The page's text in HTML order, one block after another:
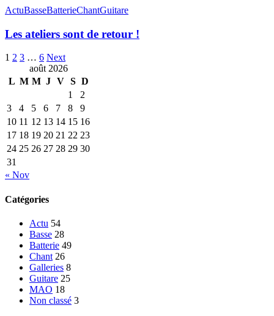
ActuBasseBatterieChantGuitare
Les ateliers sont de retour !
1 2 3 … 6 Next
août 2026
L M M J V S D
1
2
3
4 5 6 7 8
9
10 11 12 13 14 15 16
17 18 19 20 21 22 23
24 25 26 27 28 29 30
31
« Nov
Catégories
Actu 54
Basse 28
Batterie 49
Chant 26
Galleries 8
Guitare 25
MAO 18
Non classé 3